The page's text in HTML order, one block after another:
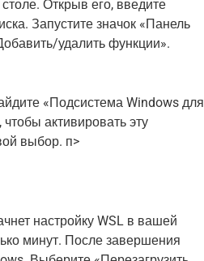
Открыв его, введите
Запустите значок «Панель
удалить функции».
«Подсистема Windows для
активировать эту
выбор. п>
настройку WSL в вашей
минут. После завершения